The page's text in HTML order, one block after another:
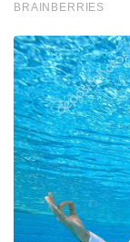
BRAINBERRIES